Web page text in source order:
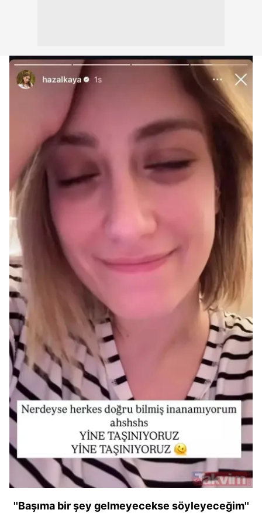
''Başıma bir şey gelmeyecekse söyleyeceğim''